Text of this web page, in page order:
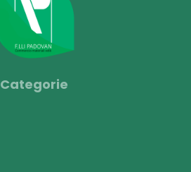
Categorie